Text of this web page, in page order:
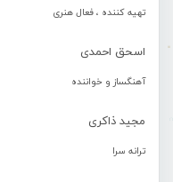
تهیه کننده ، فعال هنری
اسحق احمدی
آهنگساز و خواننده
مجید ذاکری
ترانه سرا